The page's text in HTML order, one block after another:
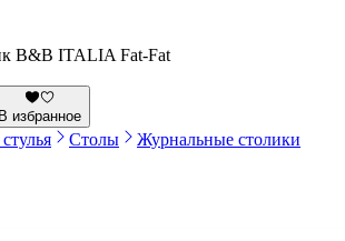
B&B ITALIA Fat-Fat
В избранное
Столы Журнальные столики